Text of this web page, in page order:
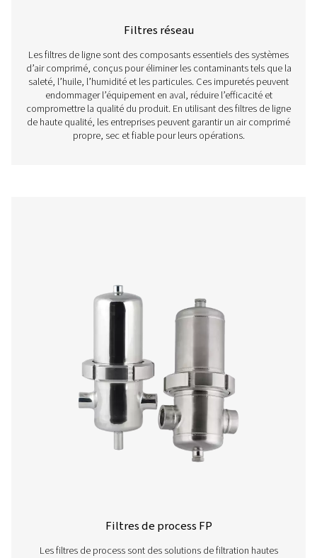
Filtres réseau
Les filtres de ligne sont des composants essentiels des
d’air comprimé, conçus pour éliminer les contaminants
saleté, l’huile, l’humidité et les particules. Ces
endommager l’équipement en aval, réduire
compromettre la qualité du produit. En utilisant des
de haute qualité, les entreprises peuvent garantir un air
propre, sec et fiable pour leurs opérations.